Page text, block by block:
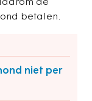
de
betalen.
niet per